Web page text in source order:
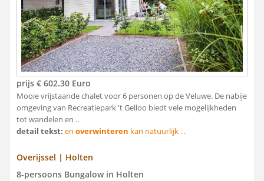
prijs € 602.30 Euro
Mooie vrijstaande chalet voor 6 personen op de Veluwe. De nabije
omgeving van Recreatiepark 't Gelloo biedt vele mogelijkheden
tot wandelen en ..
detail tekst: en overwinteren kan natuurlijk . .
Overijssel | Holten
8-persoons Bungalow in Holten